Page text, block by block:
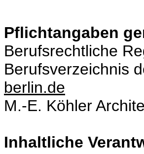
Pflichtangaben
Berufsrechtliche
Berufsverzeichnis
berlin.de
M.-E. Köhler
Inhaltliche